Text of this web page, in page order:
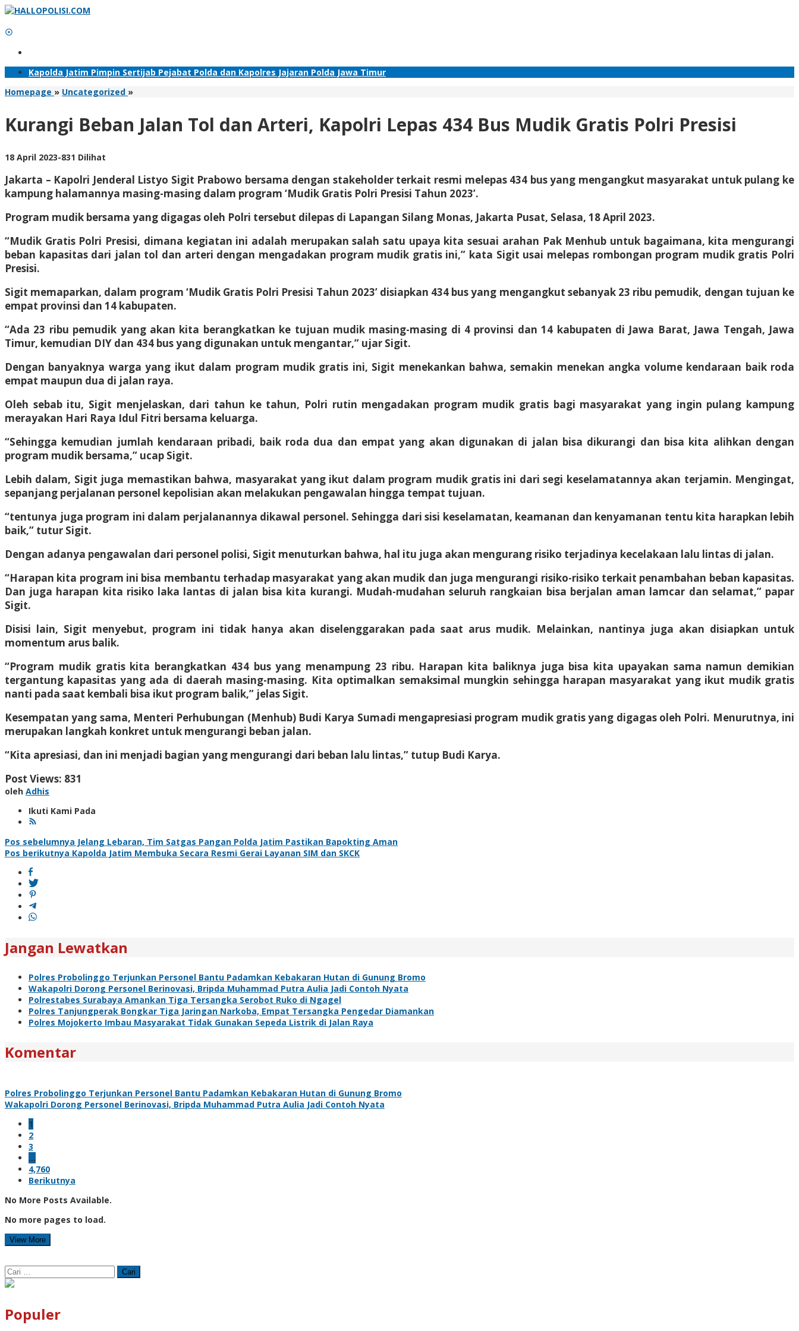
Lewati
konten
Kapolda Jatim Pimpin Sertijab Pejabat Polda dan Kapolres Jajaran Polda Jawa Timur
Homepage » Uncategorized »Kurangi
Tol
dan
434
Bus
Gratis
Polri
Presisi
Kurangi Beban Jalan Tol dan Arteri, Kapolri Lepas 434 Bus Mudik Gratis Polri Presisi
18 April 2023oleh
-831 Dilihat
Jakarta – Kapolri Jenderal Listyo Sigit Prabowo bersama dengan stakeholder terkait resmi melepas 434 bus yang mengangkut masyarakat untuk pulang ke
kampung halamannya masing-masing dalam program ‘Mudik Gratis Polri Presisi Tahun 2023’.
Program mudik bersama yang digagas oleh Polri tersebut dilepas di Lapangan Silang Monas, Jakarta Pusat, Selasa, 18 April 2023.
“Mudik Gratis Polri Presisi, dimana kegiatan ini adalah merupakan salah satu upaya kita sesuai arahan Pak Menhub untuk bagaimana, kita mengurangi
beban kapasitas dari jalan tol dan arteri dengan mengadakan program mudik gratis ini,” kata Sigit usai melepas rombongan program mudik gratis Polri
Presisi.
Sigit memaparkan, dalam program ‘Mudik Gratis Polri Presisi Tahun 2023’ disiapkan 434 bus yang mengangkut sebanyak 23 ribu pemudik, dengan tujuan ke
empat provinsi dan 14 kabupaten.
“Ada 23 ribu pemudik yang akan kita berangkatkan ke tujuan mudik masing-masing di 4 provinsi dan 14 kabupaten di Jawa Barat, Jawa Tengah, Jawa
Timur, kemudian DIY dan 434 bus yang digunakan untuk mengantar,” ujar Sigit.
Dengan banyaknya warga yang ikut dalam program mudik gratis ini, Sigit menekankan bahwa, semakin menekan angka volume kendaraan baik roda
empat maupun dua di jalan raya.
Oleh sebab itu, Sigit menjelaskan, dari tahun ke tahun, Polri rutin mengadakan program mudik gratis bagi masyarakat yang ingin pulang kampung
merayakan Hari Raya Idul Fitri bersama keluarga.
“Sehingga kemudian jumlah kendaraan pribadi, baik roda dua dan empat yang akan digunakan di jalan bisa dikurangi dan bisa kita alihkan dengan
program mudik bersama,” ucap Sigit.
Lebih dalam, Sigit juga memastikan bahwa, masyarakat yang ikut dalam program mudik gratis ini dari segi keselamatannya akan terjamin. Mengingat,
sepanjang perjalanan personel kepolisian akan melakukan pengawalan hingga tempat tujuan.
“tentunya juga program ini dalam perjalanannya dikawal personel. Sehingga dari sisi keselamatan, keamanan dan kenyamanan tentu kita harapkan lebih
baik,” tutur Sigit.
Dengan adanya pengawalan dari personel polisi, Sigit menuturkan bahwa, hal itu juga akan mengurang risiko terjadinya kecelakaan lalu lintas di jalan.
“Harapan kita program ini bisa membantu terhadap masyarakat yang akan mudik dan juga mengurangi risiko-risiko terkait penambahan beban kapasitas.
Dan juga harapan kita risiko laka lantas di jalan bisa kita kurangi. Mudah-mudahan seluruh rangkaian bisa berjalan aman lamcar dan selamat,” papar
Sigit.
Disisi lain, Sigit menyebut, program ini tidak hanya akan diselenggarakan pada saat arus mudik. Melainkan, nantinya juga akan disiapkan untuk
momentum arus balik.
“Program mudik gratis kita berangkatkan 434 bus yang menampung 23 ribu. Harapan kita baliknya juga bisa kita upayakan sama namun demikian
tergantung kapasitas yang ada di daerah masing-masing. Kita optimalkan semaksimal mungkin sehingga harapan masyarakat yang ikut mudik gratis
nanti pada saat kembali bisa ikut program balik,” jelas Sigit.
Kesempatan yang sama, Menteri Perhubungan (Menhub) Budi Karya Sumadi mengapresiasi program mudik gratis yang digagas oleh Polri. Menurutnya, ini
merupakan langkah konkret untuk mengurangi beban jalan.
“Kita apresiasi, dan ini menjadi bagian yang mengurangi dari beban lalu lintas,” tutup Budi Karya.
Post Views: 831
oleh Adhis
Ikuti Kami Pada
Navigasi
pos
Pos sebelumnya Jelang Lebaran, Tim Satgas Pangan Polda Jatim Pastikan Bapokting Aman
Pos berikutnya Kapolda Jatim Membuka Secara Resmi Gerai Layanan SIM dan SKCK
Jangan Lewatkan
Polres Probolinggo Terjunkan Personel Bantu Padamkan Kebakaran Hutan di Gunung Bromo
Wakapolri Dorong Personel Berinovasi, Bripda Muhammad Putra Aulia Jadi Contoh Nyata
Polrestabes Surabaya Amankan Tiga Tersangka Serobot Ruko di Ngagel
Polres Tanjungperak Bongkar Tiga Jaringan Narkoba, Empat Tersangka Pengedar Diamankan
Polres Mojokerto Imbau Masyarakat Tidak Gunakan Sepeda Listrik di Jalan Raya
Komentar
Polres Probolinggo Terjunkan Personel Bantu Padamkan Kebakaran Hutan di Gunung Bromo
Wakapolri Dorong Personel Berinovasi, Bripda Muhammad Putra Aulia Jadi Contoh Nyata
1
2
3
…
4,760
Berikutnya
No More Posts Available.
No more pages to load.
View More
Cari
untuk:
Populer